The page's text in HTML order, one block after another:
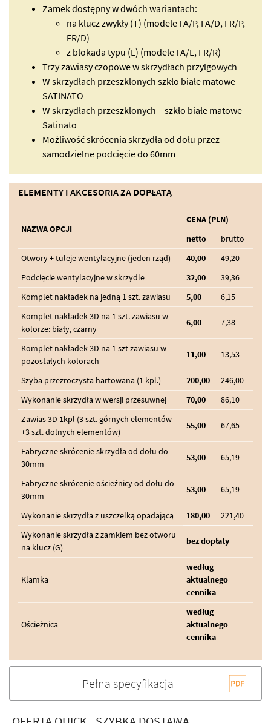
Zamek dostępny w dwóch wariantach:
na klucz zwykły (T) (modele FA/P, FA/D, FR/P,
FR/D)
z blokada typu (L) (modele FA/L, FR/R)
Trzy zawiasy czopowe w skrzydłach przylgowych
W skrzydłach przeszklonych szkło białe matowe
SATINATO
W skrzydłach przeszklonych – szkło białe matowe
Satinato
Możliwość skrócenia skrzydła od dołu przez
samodzielne podcięcie do 60mm
ELEMENTY I AKCESORIA ZA DOPŁATĄ
NAZWA OPCJI
CENA (PLN)
netto
brutto
Otwory + tuleje wentylacyjne (jeden rząd)
40,00
49,20
Podcięcie wentylacyjne w skrzydle
32,00
39,36
Komplet nakładek na jedną 1 szt. zawiasu
5,00
6,15
Komplet nakładek 3D na 1 szt. zawiasu w
kolorze: biały, czarny
6,00 7,38
Komplet nakładek 3D na 1 szt zawiasu w
pozostałych kolorach
11,00 13,53
Szyba przezroczysta hartowana (1 kpl.) 200,00
246,00
Wykonanie skrzydła w wersji przesuwnej
70,00
86,10
Zawias 3D 1kpl (3 szt. górnych elementów
+3 szt. dolnych elementów)
55,00 67,65
Fabryczne skrócenie skrzydła od dołu do
30mm
53,00 65,19
Fabryczne skrócenie ościeżnicy od dołu do
30mm
53,00 65,19
Wykonanie skrzydła z uszczelką opadającą 180,00
221,40
Wykonanie skrzydła z zamkiem bez otworu
na klucz (G)
bez dopłaty
Klamka
według
aktualnego
cennika
Ościeżnica
według
aktualnego
cennika
Pełna specyfikacja